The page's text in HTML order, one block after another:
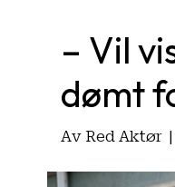
– Vil
dømt
Av Red Aktør |